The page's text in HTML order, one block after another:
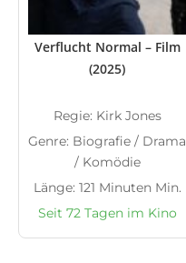
Verflucht Normal – Film
(2025)
Regie: Kirk Jones
Genre: Biografie / Drama
/ Komödie
Länge: 121 Minuten Min.
Seit 72 Tagen im Kino